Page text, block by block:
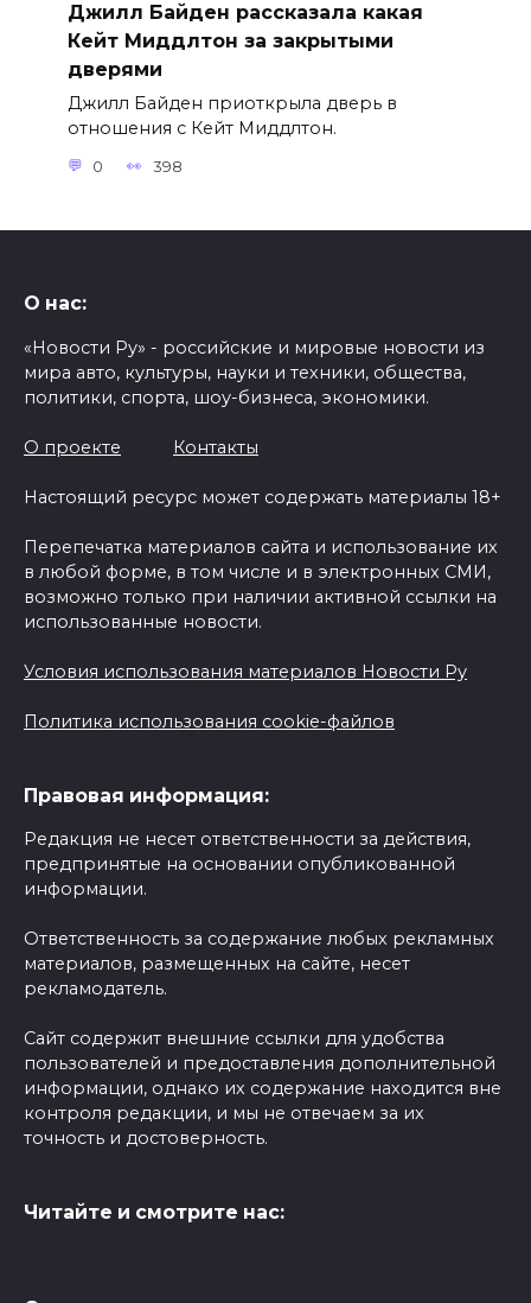
Джилл Байден рассказала какая
Кейт Миддлтон за закрытыми
дверями
Джилл Байден приоткрыла дверь в
отношения с Кейт Миддлтон.
0 398
О нас:
«Новости Ру» - российские и мировые новости из
мира авто, культуры, науки и техники, общества,
политики, спорта, шоу-бизнеса, экономики.
О проекте Контакты
Настоящий ресурс может содержать материалы 18+
Перепечатка материалов сайта и использование их
в любой форме, в том числе и в электронных СМИ,
возможно только при наличии активной ссылки на
использованные новости.
Условия использования материалов Новости Ру
Политика использования cookie-файлов
Правовая информация:
Редакция не несет ответственности за действия,
предпринятые на основании опубликованной
информации.
Ответственность за содержание любых рекламных
материалов, размещенных на сайте, несет
рекламодатель.
Сайт содержит внешние ссылки для удобства
пользователей и предоставления дополнительной
информации, однако их содержание находится вне
контроля редакции, и мы не отвечаем за их
точность и достоверность.
Читайте и смотрите нас: